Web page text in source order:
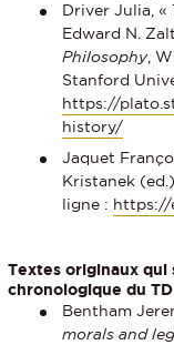
Driver Julia,
Edward N.
Philosophy,
Stanford
https://
history/
Jaquet
Kristanek
ligne : https://
Textes originaux qui
chronologique du TD
Bentham
morals and